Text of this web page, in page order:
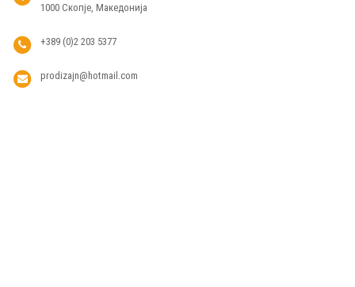
1000 Скопје, Македонија
+389 (0)2 203 5377
prodizajn@hotmail.com